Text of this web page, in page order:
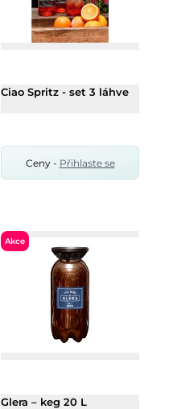
Ciao Spritz - set 3 láhve
Ceny - Přihlaste se
Akce
Glera – keg 20 L